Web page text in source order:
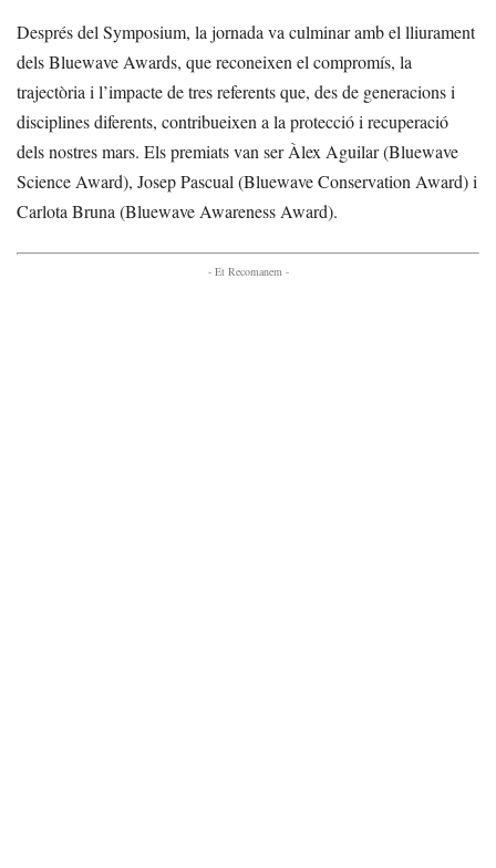
Després del Symposium, la jornada va culminar amb el lliurament
dels Bluewave Awards, que reconeixen el compromís, la
trajectòria i l’impacte de tres referents que, des de generacions i
disciplines diferents, contribueixen a la protecció i recuperació
dels nostres mars. Els premiats van ser Àlex Aguilar (Bluewave
Science Award), Josep Pascual (Bluewave Conservation Award) i
Carlota Bruna (Bluewave Awareness Award).
- Et Recomanem -